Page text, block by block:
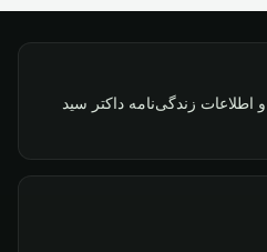
زندگی‌نامه داکتر سید